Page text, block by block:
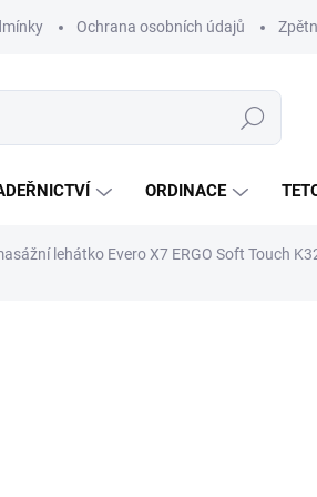
Ochrana osobních údajů
Hledat
ORDINACE
lehátko Evero X7 ERGO Soft Touch